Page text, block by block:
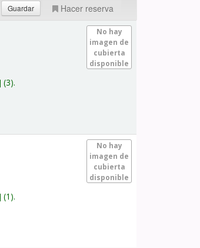
Hacer reserva
No hay
imagen de
cubierta
disponible
(3).
No hay
imagen de
cubierta
disponible
(1).